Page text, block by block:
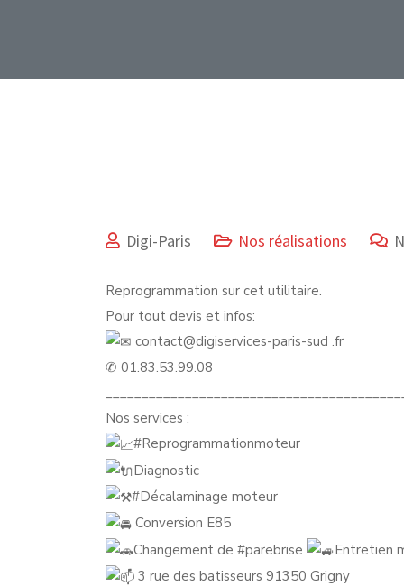
Digi-Paris Nos réalisations
Reprogrammation sur cet utilitaire.
Pour tout devis et infos:
contact@digiservices-paris-sud .fr
✆ 01.83.53.99.08
Nos services :
#Reprogrammationmoteur
Diagnostic
#Décalaminage moteur
Conversion E85
Changement de #parebrise
Entretien
3 rue des batisseurs 91350 Grigny